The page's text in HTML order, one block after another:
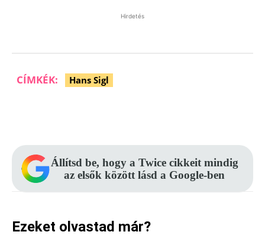
Hirdetés
CÍMKÉK: Hans Sigl
Állítsd be, hogy a Twice cikkeit mindig
az elsők között lásd a Google-ben
Ezeket olvastad már?